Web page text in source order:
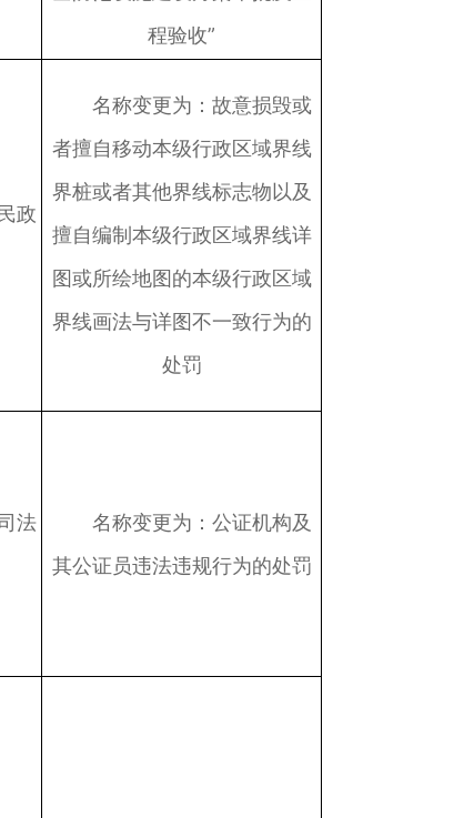
程验收”
政
名称变更为：故意损毁或
者擅自移动本级行政区域界线
界桩或者其他界线标志物以及
擅自编制本级行政区域界线详
图或所绘地图的本级行政区域
界线画法与详图不一致行为的
处罚
法
名称变更为：公证机构及
其公证员违法违规行为的处罚